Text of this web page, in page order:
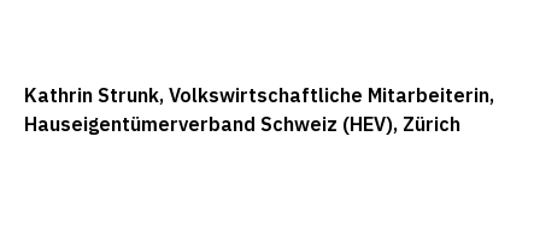
Kathrin Strunk, Volkswirtschaftliche Mitarbeiterin,
Hauseigentümerverband Schweiz (HEV), Zürich